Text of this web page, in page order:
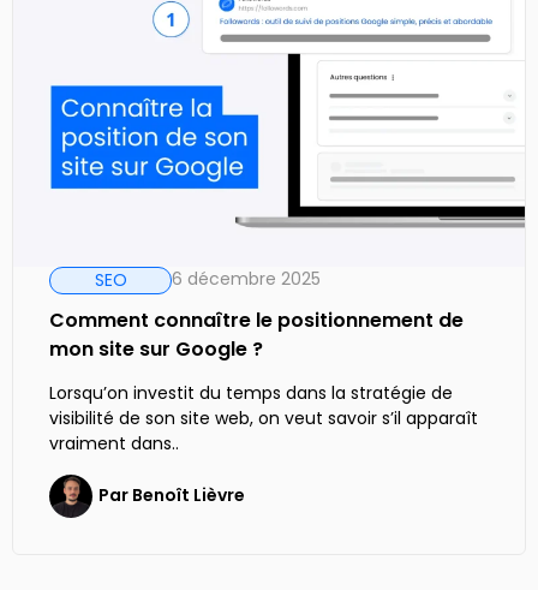
SEO 6 décembre 2025
Comment connaître le positionnement de
mon site sur Google ?
Lorsqu’on investit du temps dans la stratégie de
visibilité de son site web, on veut savoir s’il apparaît
vraiment dans..
Par Benoît Lièvre